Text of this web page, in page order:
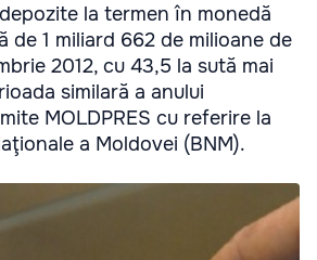
la termen în monedă
de 1 miliard 662 de milioane de
2012, cu 43,5 la sută mai
similară a anului
MOLDPRES cu referire la
a Moldovei (BNM).